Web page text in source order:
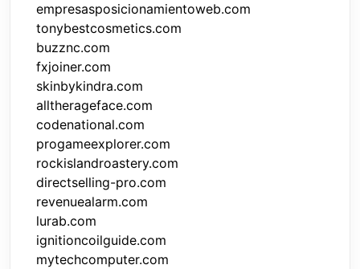
empresasposicionamientoweb.com
tonybestcosmetics.com
buzznc.com
fxjoiner.com
skinbykindra.com
alltherageface.com
codenational.com
progameexplorer.com
rockislandroastery.com
directselling-pro.com
revenuealarm.com
lurab.com
ignitioncoilguide.com
mytechcomputer.com